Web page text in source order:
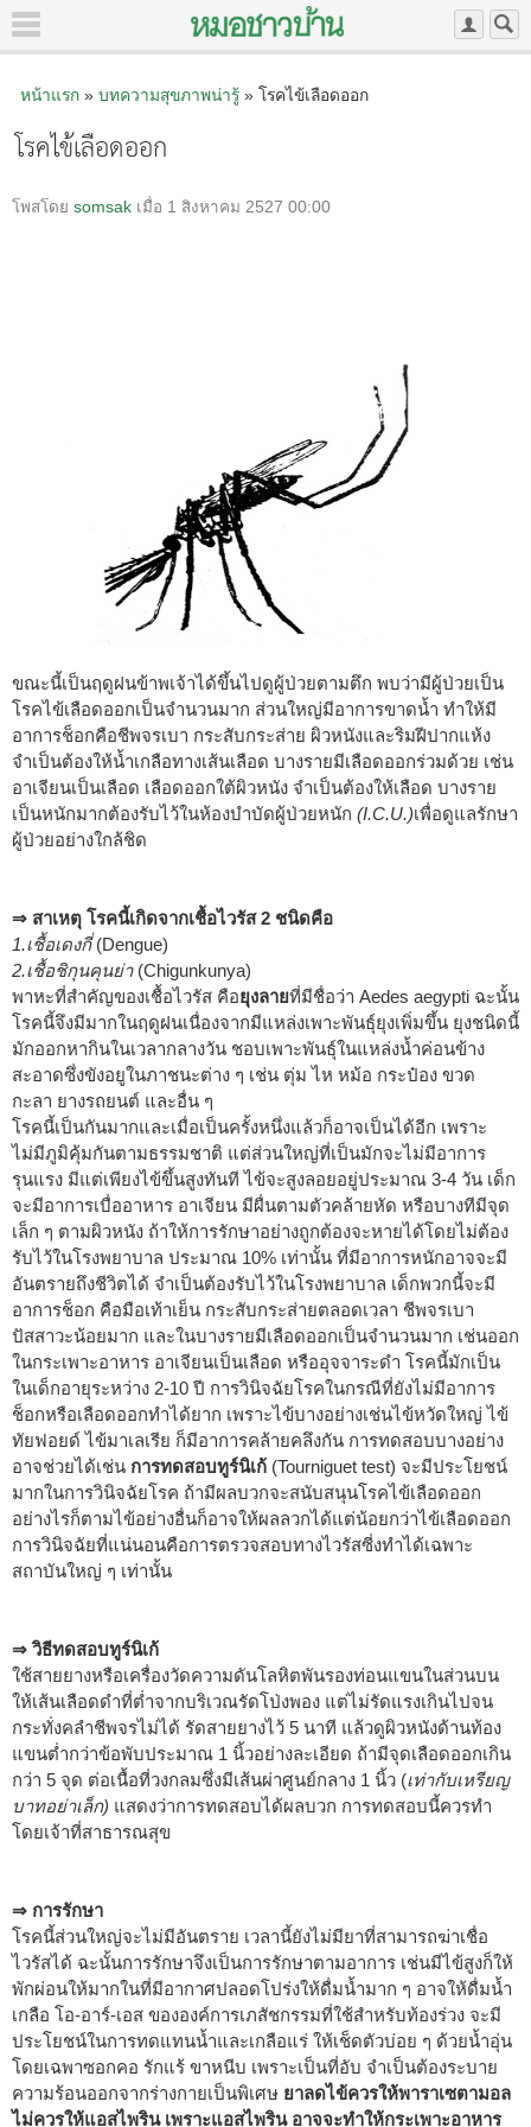
หน้าแรก» บทความสุขภาพน่ารู้» โรคไข้เลือดออก
โรคไข้เลือดออก
โพสโดย somsak เมื่อ 1 สิงหาคม 2527 00:00
ขณะนี้เป็นฤดูฝนข้าพเจ้าได้ขึ้นไปดูผู้ป่วยตามตึก พบว่ามีผู้ป่วยเป็น
โรคไข้เลือดออกเป็นจำนวนมาก ส่วนใหญ่มีอาการขาดน้ำ ทำให้มี
อาการช็อกคือชีพจรเบา กระสับกระส่าย ผิวหนังและริมฝีปากแห้ง
จำเป็นต้องให้น้ำเกลือทางเส้นเลือด บางรายมีเลือดออกร่วมด้วย เช่น
อาเจียนเป็นเลือด เลือดออกใต้ผิวหนัง จำเป็นต้องให้เลือด บางราย
เป็นหนักมากต้องรับไว้ในห้องบำบัดผู้ป่วยหนัก (I.C.U.)เพื่อดูแลรักษา
ผู้ป่วยอย่างใกล้ชิด
⇒ สาเหตุ โรคนี้เกิดจากเชื้อไวรัส 2 ชนิดคือ
1.เชื้อเดงกี่(Dengue)
2.เชื้อชิกุนคุนย่า(Chigunkunya)
พาหะที่สำคัญของเชื้อไวรัส คือยุงลายที่มีชื่อว่า Aedes aegypti ฉะนั้น
โรคนี้จึงมีมากในฤดูฝนเนื่องจากมีแหล่งเพาะพันธุ์ยุงเพิ่มขึ้น ยุงชนิดนี้
มักออกหากินในเวลากลางวัน ชอบเพาะพันธุ์ในแหล่งน้ำค่อนข้าง
สะอาดซึ่งขังอยูในภาชนะต่าง ๆ เช่น ตุ่ม ไห หม้อ กระป๋อง ขวด
กะลา ยางรถยนต์ และอื่น ๆ
โรคนี้เป็นกันมากและเมื่อเป็นครั้งหนึ่งแล้วก็อาจเป็นได้อีก เพราะ
ไม่มีภูมิคุ้มกันตามธรรมชาติ แต่ส่วนใหญ่ที่เป็นมักจะไม่มีอาการ
รุนแรง มีแต่เพียงไข้ขึ้นสูงทันที ไข้จะสูงลอยอยู่ประมาณ 3-4 วัน เด็ก
จะมีอาการเบื่ออาหาร อาเจียน มีผื่นตามตัวคล้ายหัด หรือบางทีมีจุด
เล็ก ๆ ตามผิวหนัง ถ้าให้การรักษาอย่างถูกต้องจะหายได้โดยไม่ต้อง
รับไว้ในโรงพยาบาล ประมาณ 10% เท่านั้น ที่มีอาการหนักอาจจะมี
อันตรายถึงชีวิตได้ จำเป็นต้องรับไว้ในโรงพยาบาล เด็กพวกนี้จะมี
อาการช็อก คือมือเท้าเย็น กระสับกระส่ายตลอดเวลา ชีพจรเบา
ปัสสาวะน้อยมาก และในบางรายมีเลือดออกเป็นจำนวนมาก เช่นออก
ในกระเพาะอาหาร อาเจียนเป็นเลือด หรืออุจจาระดำ โรคนี้มักเป็น
ในเด็กอายุระหว่าง 2-10 ปี การวินิจฉัยโรคในกรณีที่ยังไม่มีอาการ
ช็อกหรือเลือดออกทำได้ยาก เพราะไข้บางอย่างเช่นไข้หวัดใหญ่ ไข้
ทัยฟอยด์ ไข้มาเลเรีย ก็มีอาการคล้ายคลึงกัน การทดสอบบางอย่าง
อาจช่วยได้เช่น การทดสอบทูร์นิเก้ (Tourniguet test) จะมีประโยชน์
มากในการวินิจฉัยโรค ถ้ามีผลบวกจะสนับสนุนโรคไข้เลือดออก
อย่างไรก็ตามไข้อย่างอื่นก็อาจให้ผลลวกได้แต่น้อยกว่าไข้เลือดออก
การวินิจฉัยที่แน่นอนคือการตรวจสอบทางไวรัสซี่งทำได้เฉพาะ
สถาบันใหญ่ ๆ เท่านั้น
⇒ วิธีทดสอบทูร์นิเก้
ใช้สายยางหรือเครื่องวัดความดันโลหิตพันรองท่อนแขนในส่วนบน
ให้เส้นเลือดดำที่ต่ำจากบริเวณรัดโป่งพอง แต่ไม่รัดแรงเกินไปจน
กระทั่งคลำชีพจรไม่ได้ รัดสายยางไว้ 5 นาที แล้วดูผิวหนังด้านท้อง
แขนต่ำกว่าข้อพับประมาณ 1 นิ้วอย่างละเอียด ถ้ามีจุดเลือดออกเกิน
กว่า 5 จุด ต่อเนื้อที่วงกลมซึ่งมีเส้นผ่าศูนย์กลาง 1 นิ้ว (เท่ากับเหรียญ
บาทอย่าเล็ก) แสดงว่าการทดสอบได้ผลบวก การทดสอบนี้ควรทำ
โดยเจ้าที่สาธารณสุข
⇒ การรักษา
โรคนี้ส่วนใหญ่จะไม่มีอันตราย เวลานี้ยังไม่มียาที่สามารถฆ่าเชื่อ
ไวรัสได้ ฉะนั้นการรักษาจึงเป็นการรักษาตามอาการ เช่นมีไข้สูงก็ให้
พักผ่อนให้มากในที่มีอากาศปลอดโปร่งให้ดื่มน้ำมาก ๆ อาจให้ดื่มน้ำ
เกลือ โอ-อาร์-เอส ขององค์การเภสัชกรรมที่ใช้สำหรับท้องร่วง จะมี
ประโยชน์ในการทดแทนน้ำและเกลือแร่ ให้เช็ดตัวบ่อย ๆ ด้วยน้ำอุ่น
โดยเฉพาซอกคอ รักแร้ ขาหนีบ เพราะเป็นที่อับ จำเป็นต้องระบาย
ความร้อนออกจากร่างกายเป็นพิเศษ ยาลดไข้ควรให้พาราเซตามอล
ไม่ควรให้แอสไพริน เพราะแอสไพริน อาจจะทำให้กระเพาะอาหาร